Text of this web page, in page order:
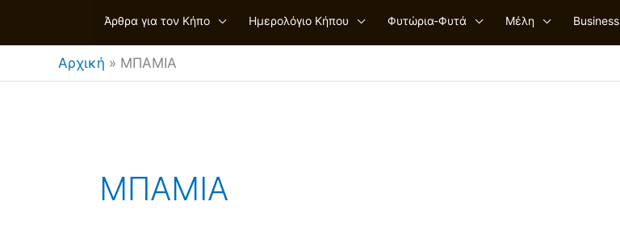
Άρθρα για τον Κήπο Ημερολόγιο Κήπου Φυτώρια-Φυτά Μέλη Business
Αρχική » ΜΠΑΜΙΑ
ΜΠΑΜΙΑ